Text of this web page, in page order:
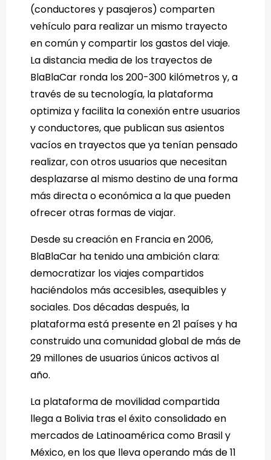
(conductores y pasajeros) comparten
vehículo para realizar un mismo trayecto
en común y compartir los gastos del viaje.
La distancia media de los trayectos de
BlaBlaCar ronda los 200-300 kilómetros y, a
través de su tecnología, la plataforma
optimiza y facilita la conexión entre usuarios
y conductores, que publican sus asientos
vacíos en trayectos que ya tenían pensado
realizar, con otros usuarios que necesitan
desplazarse al mismo destino de una forma
más directa o económica a la que pueden
ofrecer otras formas de viajar.
Desde su creación en Francia en 2006,
BlaBlaCar ha tenido una ambición clara:
democratizar los viajes compartidos
haciéndolos más accesibles, asequibles y
sociales. Dos décadas después, la
plataforma está presente en 21 países y ha
construido una comunidad global de más de
29 millones de usuarios únicos activos al
año.
La plataforma de movilidad compartida
llega a Bolivia tras el éxito consolidado en
mercados de Latinoamérica como Brasil y
México, en los que lleva operando más de 11